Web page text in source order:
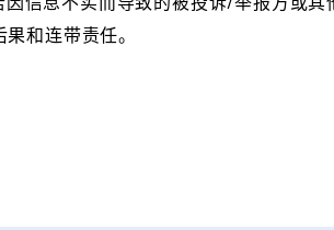
和连带责任。